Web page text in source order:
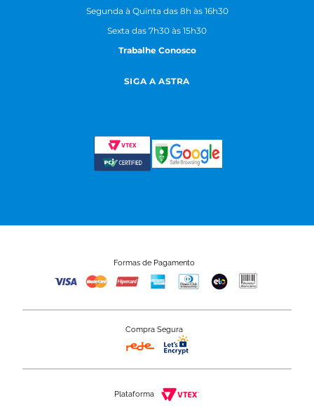
Segunda à Quinta das 8h às 16h30
Sexta das 7h30 às 15h30
Trabalhe Conosco
SIGA A ASTRA
Formas de Pagamento
Compra Segura
Plataforma